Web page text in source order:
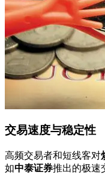
交易速度与稳定性
高频交易者和短线客对
如中泰证券推出的极速